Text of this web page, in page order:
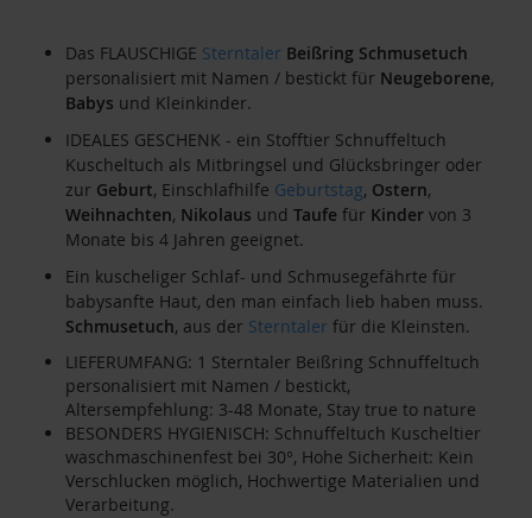
Das FLAUSCHIGE Sterntaler Beißring Schmusetuch
personalisiert mit Namen / bestickt für Neugeborene,
Babys und Kleinkinder.
IDEALES GESCHENK - ein Stofftier Schnuffeltuch
Kuscheltuch als Mitbringsel und Glücksbringer oder
zur Geburt, Einschlafhilfe Geburtstag, Ostern,
Weihnachten, Nikolaus und Taufe für Kinder von 3
Monate bis 4 Jahren geeignet.
Ein kuscheliger Schlaf- und Schmusegefährte für
babysanfte Haut, den man einfach lieb haben muss.
Schmusetuch, aus der Sterntaler für die Kleinsten.
LIEFERUMFANG: 1 Sterntaler Beißring Schnuffeltuch
personalisiert mit Namen / bestickt,
Altersempfehlung: 3-48 Monate, Stay true to nature
BESONDERS HYGIENISCH: Schnuffeltuch Kuscheltier
waschmaschinenfest bei 30°, Hohe Sicherheit: Kein
Verschlucken möglich, Hochwertige Materialien und
Verarbeitung.